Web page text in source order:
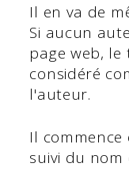
Il en va de
Si aucun
page web,
considéré
l'auteur.
Il
suivi du nom